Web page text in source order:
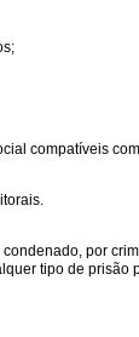
compatíveis
por
tipo de prisão